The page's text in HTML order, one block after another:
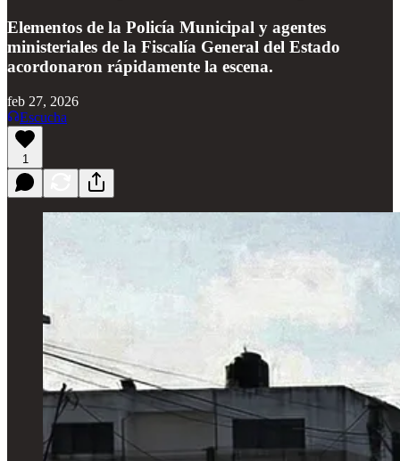
Elementos de la Policía Municipal y agentes
ministeriales de la Fiscalía General del Estado
acordonaron rápidamente la escena.
feb 27, 2026
Escucha
1